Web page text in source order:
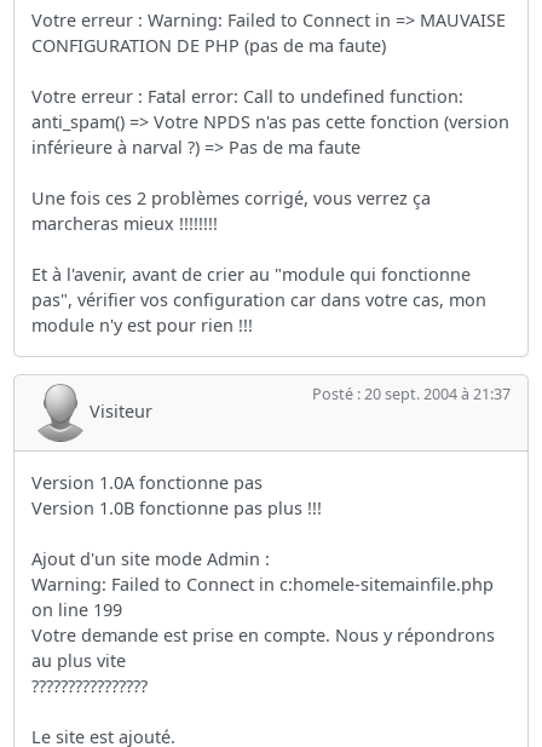
Votre erreur : Warning: Failed to Connect in => MAUVAISE
CONFIGURATION DE PHP (pas de ma faute)
Votre erreur : Fatal error: Call to undefined function:
anti_spam() => Votre NPDS n'as pas cette fonction (version
inférieure à narval ?) => Pas de ma faute
Une fois ces 2 problèmes corrigé, vous verrez ça
marcheras mieux !!!!!!!!
Et à l'avenir, avant de crier au "module qui fonctionne
pas", vérifier vos configuration car dans votre cas, mon
module n'y est pour rien !!!
Visiteur
Posté : 20 sept. 2004 à 21:37
Version 1.0A fonctionne pas
Version 1.0B fonctionne pas plus !!!
Ajout d'un site mode Admin :
Warning: Failed to Connect in c:homele-sitemainfile.php
on line 199
Votre demande est prise en compte. Nous y répondrons
au plus vite
????????????????
Le site est ajouté.